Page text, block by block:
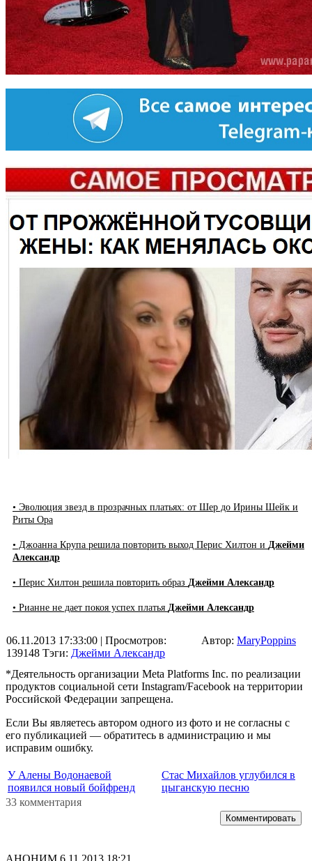
• Эволюция звезд в прозрачных платьях: от Шер до Ирины Шейк и
Риты Ора
• Джоанна Крупа решила повторить выход Перис Хилтон и Джейми
Александр
• Перис Хилтон решила повторить образ Джейми Александр
• Рианне не дает покоя успех платья Джейми Александр
06.11.2013 17:33:00 | Просмотров:
139148 Тэги: Джейми Александр
Автор: MaryPoppins
*Деятельность организации Meta Platforms Inc. по реализации
продуктов социальной сети Instagram/Facebook на территории
Российской Федерации запрещена.
Если Вы являетесь автором одного из фото и не согласны с
его публикацией — обратитесь в администрацию и мы
исправим ошибку.
У Алены Водонаевой
появился новый бойфренд
Стас Михайлов углубился в
цыганскую песню
33 комментария
Комментировать